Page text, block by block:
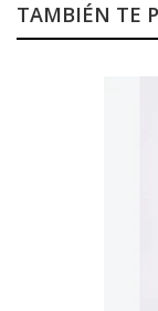
TAMBIÉN TE